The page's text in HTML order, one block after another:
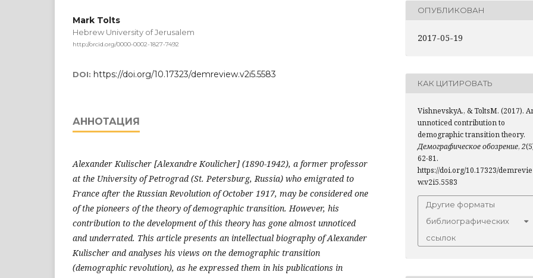
Mark Tolts
Hebrew University of Jerusalem
http://orcid.org/0000-0002-1827-7492
DOI: https://doi.org/10.17323/demreview.v2i5.5583
АННОТАЦИЯ
Alexander Kulischer [Alexandre Koulicher] (1890-1942), a former professor
at the University of Petrograd (St. Petersburg, Russia) who emigrated to
France after the Russian Revolution of October 1917, may be considered one
of the pioneers of the theory of demographic transition. However, his
contribution to the development of this theory has gone almost unnoticed
and underrated. This article presents an intellectual biography of Alexander
Kulischer and analyses his views on the demographic transition
(demographic revolution), as he expressed them in his publications in
ОПУБЛИКОВАН
2017-05-19
КАК ЦИТИРОВАТЬ
VishnevskyA., & ToltsM. (2017).
unnoticed contribution to
demographic transition theory.
Демографическое обозрение, 2
62-81.
https://doi.org/10.17323/demrevie
w.v2i5.5583
Другие форматы
библиографических
ссылок